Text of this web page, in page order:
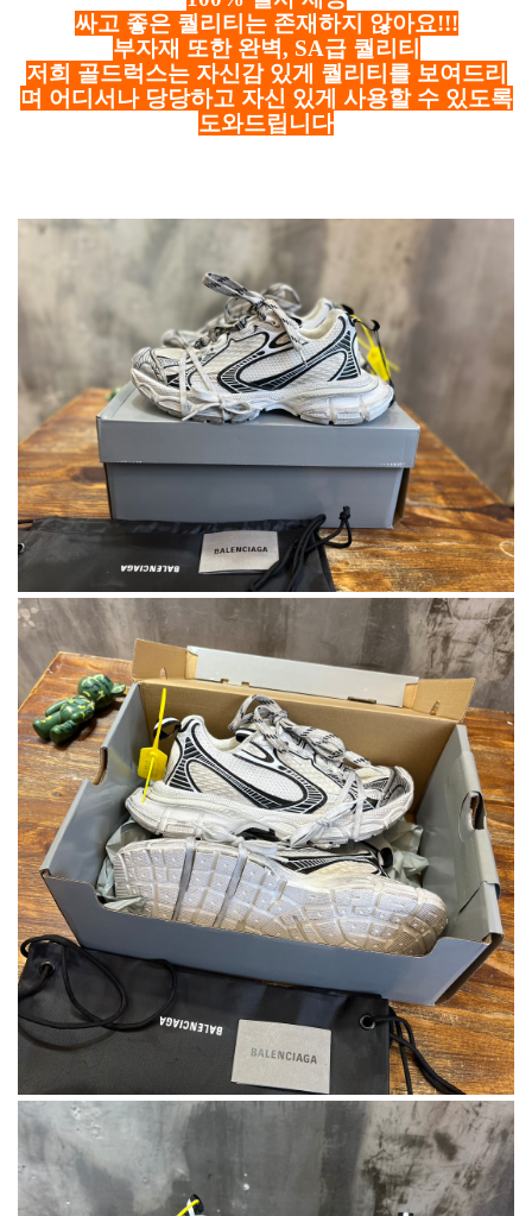
싸고 좋은 퀄리티는 존재하지 않아요!!!
부자재 또한 완벽, SA급 퀄리티
저희 골드럭스는 자신감 있게 퀄리티를 보여드리
며 어디서나 당당하고 자신 있게 사용할 수 있도록
도와드립니다